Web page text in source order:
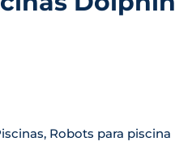
, Robots para piscina